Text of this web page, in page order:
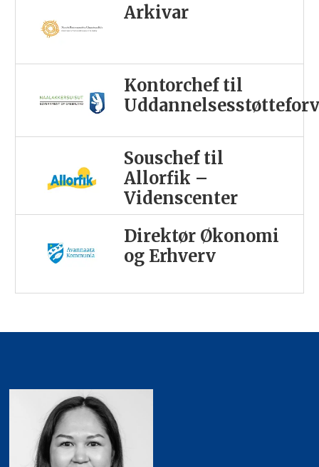
Arkivar
Kontorchef til
Souschef til
Allorfik –
Videnscenter
Direktør Økonomi
og Erhverv